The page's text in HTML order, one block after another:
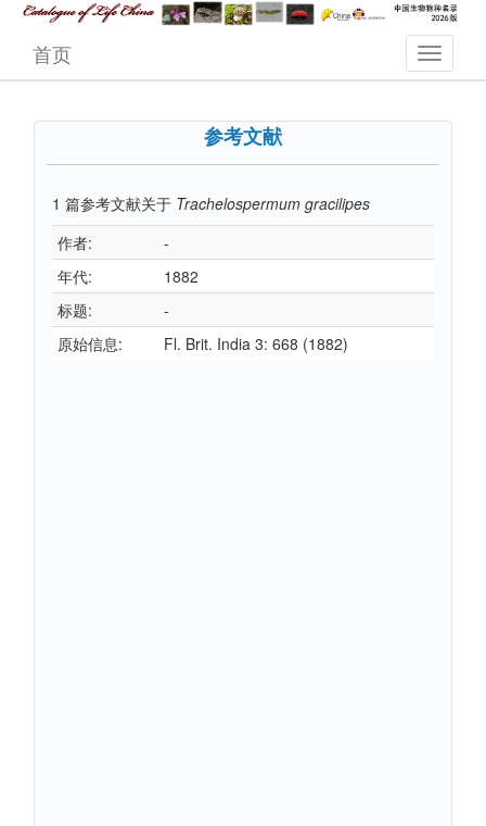
首页
参考文献
1 篇参考文献关于 Trachelospermum gracilipes
作者:
-
年代:
1882
标题:
-
原始信息:
Fl. Brit. India 3: 668 (1882)